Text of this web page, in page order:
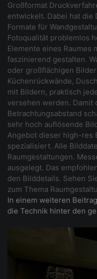
Großformat
entwickelt. Dabei hat die
Formate für
Fotoqualität problemlos
Elemente eines Raumes
faszinierend gestalten.
oder großflächigen
Küchenrückwände,
mit Bildern, praktisch
versehen werden. Damit
Betrachtungsabstand
sehr hoch auflösende
Angebot dieser high-res
spezialisiert. Alle
Raumgestaltungen.
ausgelegt. Das
den Bilddetails. Sehen
zum Thema
In einem weiteren
die Technik hinter den